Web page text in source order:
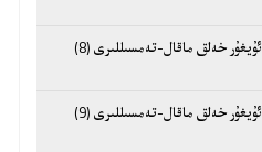
ئۇيغۇر خەلق ماقال-تەمسىللىرى (8)
ئۇيغۇر خەلق ماقال-تەمسىللىرى (9)